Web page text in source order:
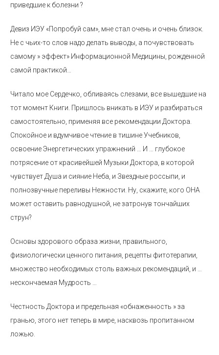
приведшие к болезни ?
Девиз ИЭУ «Попробуй сам», мне стал очень и очень близок.
Не с чьих-то слов надо делать выводы, а почувствовать
самому » эффект» Информационной Медицины, рожденной
самой практикой…
Читало мое Сердечко, обливаясь слезами, все вышедшие на
тот момент Книги. Пришлось вникать в ИЭУ и разбираться
самостоятельно, применяя все рекомендации Доктора.
Спокойное и вдумчивое чтение в тишине Учебников,
освоение Энергетических упражнений … И … глубокое
потрясение от красивейшей Музыки Доктора, в которой
чувствует Душа и сияние Неба, и Звездные россыпи, и
полнозвучные переливы Нежности. Ну, скажите, кого ОНА
может оставить равнодушной, не затронув тончайших
струн?
Основы здорового образа жизни, правильного,
физиологически ценного питания, рецепты фитотерапии,
множество необходимых столь важных рекомендаций, и …
нескончаемая Мудрость …
Честность Доктора и предельная «обнаженность » за
гранью, этого нет теперь в мире, насквозь пропитанном
ложью.